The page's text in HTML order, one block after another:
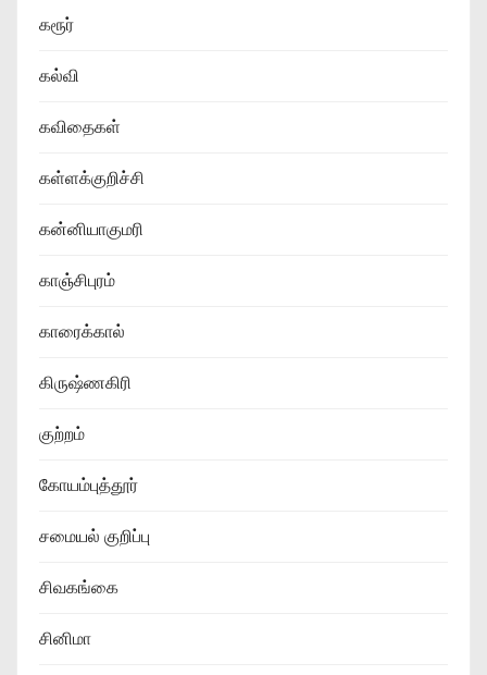
கரூர்
கல்வி
கவிதைகள்
கள்ளக்குறிச்சி
கன்னியாகுமரி
காஞ்சிபுரம்
காரைக்கால்
கிருஷ்ணகிரி
குற்றம்
கோயம்புத்தூர்
சமையல் குறிப்பு
சிவகங்கை
சினிமா